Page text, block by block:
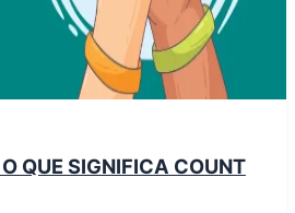
QUE SIGNIFICA COUNT